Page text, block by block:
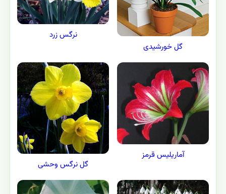
گل خورشیدی
نرگس زرد
آماریلیس قرمز
گل نرگس وحشی